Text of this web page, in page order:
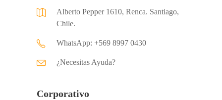
Alberto Pepper 1610, Renca. Santiago,
Chile.
WhatsApp: +569 8997 0430
¿Necesitas Ayuda?
Corporativo